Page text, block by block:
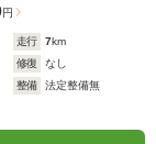
円
走行 7km
修復
なし
整備
法定整備無